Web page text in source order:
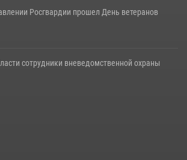
Росгвардии прошел День ветеранов
сотрудники вневедомственной охраны